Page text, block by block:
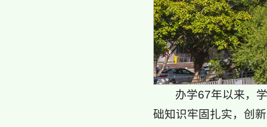
办学67年以来，
础知识牢固扎实，创